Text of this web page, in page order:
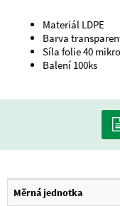
Materiál LDPE
Barva
Síla folie 40
Balení 100ks
Měrná jednotka